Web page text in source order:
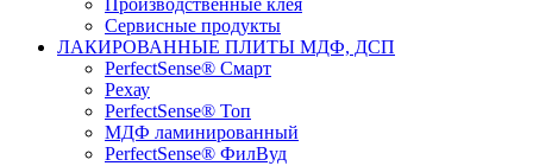
Производственные клея
Сервисные продукты
ЛАКИРОВАННЫЕ ПЛИТЫ МДФ, ДСП
PerfectSense® Смарт
Рехау
PerfectSense® Топ
МДФ ламинированный
PerfectSense® ФилВуд